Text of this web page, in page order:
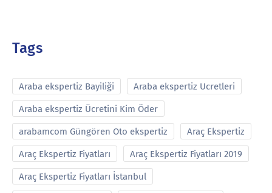
Tags
Araba ekspertiz Bayiliği Araba ekspertiz Ucretleri
Araba ekspertiz Ücretini Kim Öder
arabamcom Güngören Oto ekspertiz Araç Ekspertiz
Araç Ekspertiz Fiyatları Araç Ekspertiz Fiyatları 2019
Araç Ekspertiz Fiyatları İstanbul